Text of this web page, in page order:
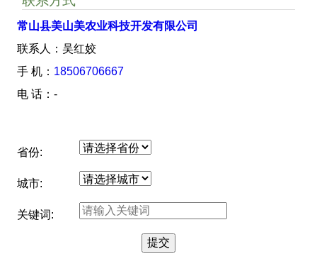
常山县美山美农业科技开发有限公司
联系人：吴红姣
手 机： 18506706667
电 话：-
省份:
城市:
关键词: